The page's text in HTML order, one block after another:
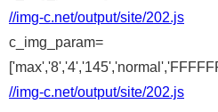
//img-c.net/output/site/202.js
c_img_param=
//img-c.net/output/site/202.js